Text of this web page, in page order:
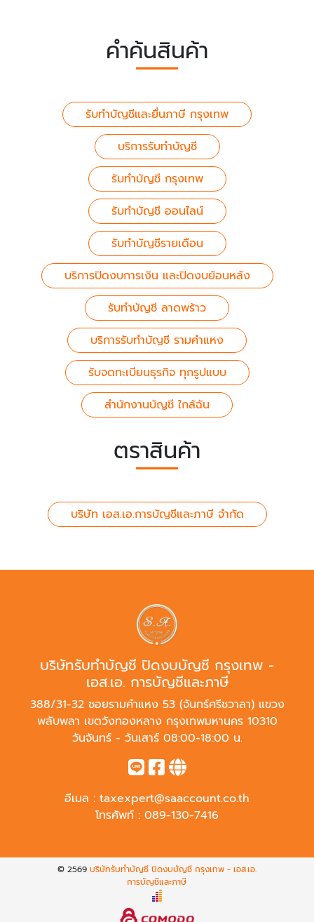
คำค้นสินค้า
รับทำบัญชีและยื่นภาษี กรุงเทพ
บริการรับทำบัญชี
รับทำบัญชี กรุงเทพ
รับทำบัญชี ออนไลน์
รับทำบัญชีรายเดือน
บริการปิดงบการเงิน และปิดงบย้อนหลัง
รับทำบัญชี ลาดพร้าว
บริการรับทำบัญชี รามคำแหง
รับจดทะเบียนธุรกิจ ทุกรูปแบบ
สำนักงานบัญชี ใกล้ฉัน
ตราสินค้า
บริษัท เอส.เอ.การบัญชีและภาษี จำกัด
บริษัทรับทำบัญชี ปิดงบบัญชี กรุงเทพ -
เอส.เอ. การบัญชีและภาษี
388/31-32 ซอยรามคำแหง 53 (จันทร์ศรีชวาลา) แขวง
พลับพลา เขตวังทองหลาง กรุงเทพมหานคร 10310
วันจันทร์ - วันเสาร์ 08:00-18:00 น.
อีเมล : taxexpert@saaccount.co.th
โทรศัพท์ : 089-130-7416
© 2569 บริษัทรับทำบัญชี ปิดงบบัญชี กรุงเทพ - เอส.เอ.
การบัญชีและภาษี